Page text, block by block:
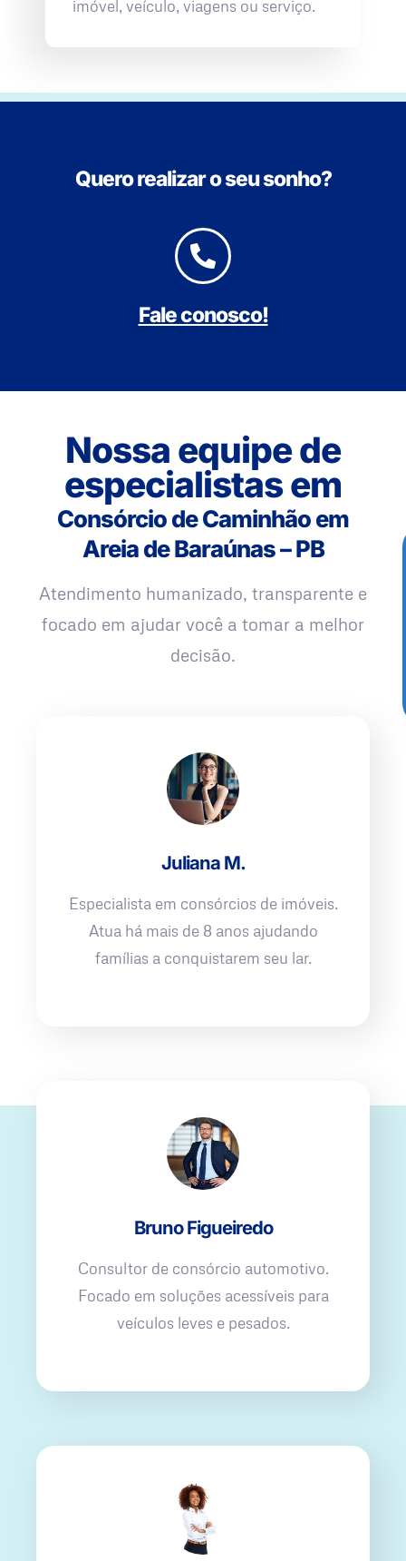
imóvel, veículo, viagens ou serviço.
Quero realizar o seu sonho?
Fale conosco!
Nossa equipe de
especialistas em
Consórcio de Caminhão em
Areia de Baraúnas – PB
Atendimento humanizado, transparente e
focado em ajudar você a tomar a melhor
decisão.
Juliana M.
Especialista em consórcios de imóveis.
Atua há mais de 8 anos ajudando
famílias a conquistarem seu lar.
Bruno Figueiredo
Consultor de consórcio automotivo.
Focado em soluções acessíveis para
veículos leves e pesados.